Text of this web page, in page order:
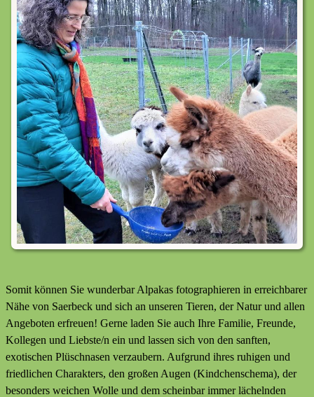
Somit können Sie wunderbar Alpakas fotographieren in erreichbarer
Nähe von Saerbeck und sich an unseren Tieren, der Natur und allen
Angeboten erfreuen! Gerne laden Sie auch Ihre Familie, Freunde,
Kollegen und Liebste/n ein und lassen sich von den sanften,
exotischen Plüschnasen verzaubern. Aufgrund ihres ruhigen und
friedlichen Charakters, den großen Augen (Kindchenschema), der
besonders weichen Wolle und dem scheinbar immer lächelnden